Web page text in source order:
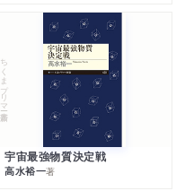
ちくまプリマー新書
宇宙最強物質決定戦
高水裕一著